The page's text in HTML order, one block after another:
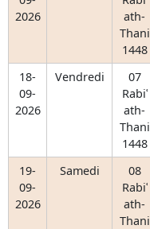
2026
ath-
Thani
1448
18-
09-
2026
Vendredi
07
Rabiʿ
ath-
Thani
1448
19-
09-
2026
Samedi
08
Rabiʿ
ath-
Thani